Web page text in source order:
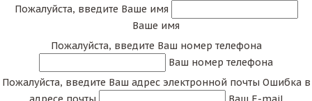
Пожалуйста, введите Ваше имя
Ваше имя
Пожалуйста, введите Ваш номер телефона
Ваш номер телефона
Пожалуйста, введите Ваш адрес электронной почты Ошибка в